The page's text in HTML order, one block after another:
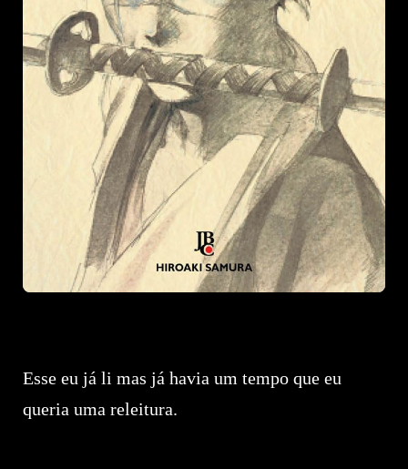
Esse eu já li mas já havia um tempo que eu
queria uma releitura.